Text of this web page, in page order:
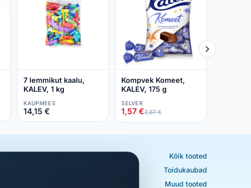
7 lemmikut kaalu,
KALEV, 1 kg
KAUPMEES
14,15 €
Kompvek Komeet,
KALEV, 175 g
SELVER
1,57 €2,87 €
Kõik tooted
Toidukaubad
Muud tooted